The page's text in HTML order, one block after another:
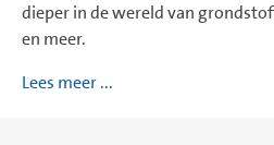
dieper in de wereld van
en meer.
Lees meer ...